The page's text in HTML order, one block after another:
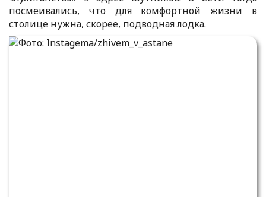
посмеивались, что для комфортной жизни в
столице нужна, скорее, подводная лодка.